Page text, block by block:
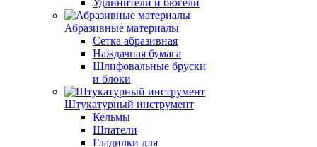
Удлинители и бюгели
Абразивные материалы
Сетка абразивная
Наждачная бумага
Шлифовальные бруски
и блоки
Штукатурный инструмент
Кельмы
Шпатели
Гладилки для